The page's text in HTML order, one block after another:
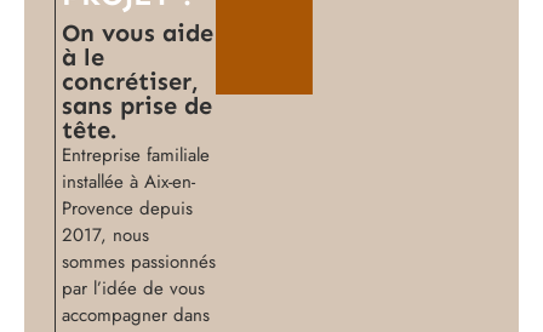
On vous aide
à le
concrétiser,
sans prise de
tête.
Entreprise familiale
installée à Aix-en-
Provence depuis
2017, nous
sommes passionnés
par l’idée de vous
accompagner dans